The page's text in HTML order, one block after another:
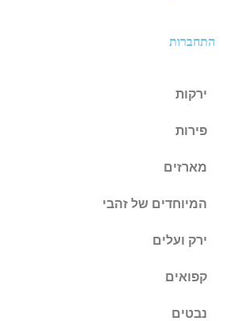
התחברות
ירקות
פירות
מארזים
המיוחדים של זהבי
ירק ועלים
קפואים
נבטים